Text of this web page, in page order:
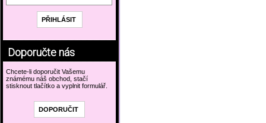
Doporučte nás
Chcete-li doporučit Vašemu
známému náš obchod, stačí
stisknout tlačítko a vyplnit formulář.